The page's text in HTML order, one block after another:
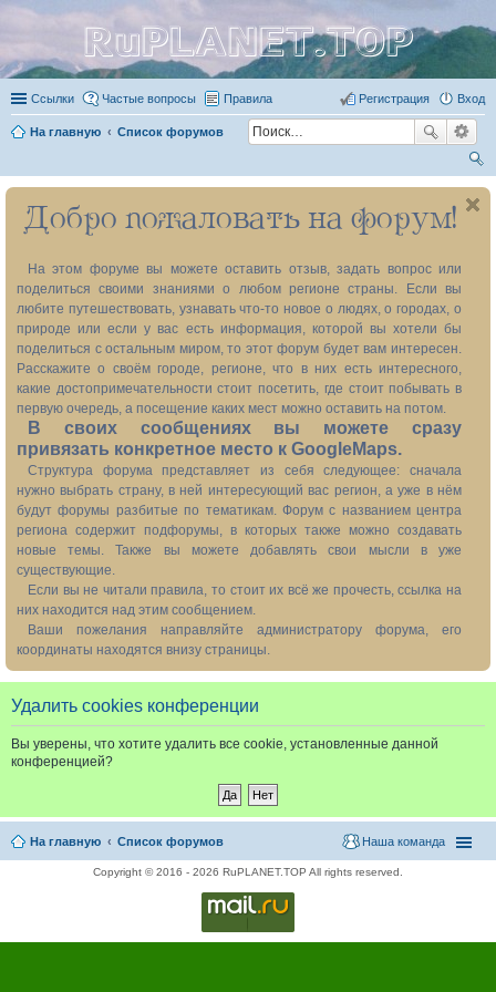
RuPLANET.TOP
Ссылки Частые вопросы Правила Вход
Регистрация
На главную Список форумов
ои
ск
Добро пожаловать на форум!
На этом форуме вы можете оставить отзыв, задать вопрос или
поделиться своими знаниями о любом регионе страны. Если вы
любите путешествовать, узнавать что-то новое о людях, о городах, о
природе или если у вас есть информация, которой вы хотели бы
поделиться с остальным миром, то этот форум будет вам интересен.
Расскажите о своём городе, регионе, что в них есть интересного,
какие достопримечательности стоит посетить, где стоит побывать в
первую очередь, а посещение каких мест можно оставить на потом.
В своих сообщениях вы можете сразу
привязать конкретное место к GoogleMaps.
Структура форума представляет из себя следующее: сначала
нужно выбрать страну, в ней интересующий вас регион, а уже в нём
будут форумы разбитые по тематикам. Форум с названием центра
региона содержит подфорумы, в которых также можно создавать
новые темы. Также вы можете добавлять свои мысли в уже
существующие.
Если вы не читали правила, то стоит их всё же прочесть, ссылка на
них находится над этим сообщением.
Ваши пожелания направляйте администратору форума, его
координаты находятся внизу страницы.
Удалить cookies конференции
Вы уверены, что хотите удалить все cookie, установленные данной
конференцией?
На главную Список форумов Наша команда
Copyright © 2016 - 2026 RuPLANET.TOP All rights reserved.